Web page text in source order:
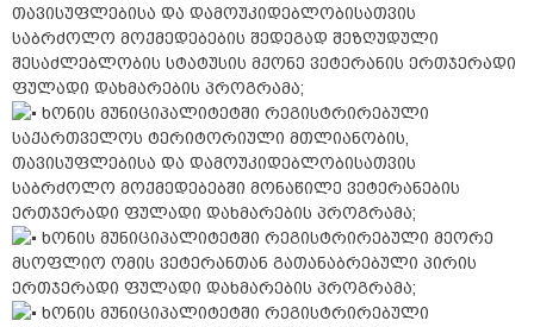
თავისუფლებისა და დამოუკიდებლობისათვის
საბრძოლო მოქმედებების შედეგად შეზღუდული
შესაძლებლობის სტატუსის მქონე ვეტერანის ერთჯერადი
ფულადი დახმარების პროგრამა;
ხონის მუნიციპალიტეტში რეგისტრირებული
საქართველოს ტერიტორიული მთლიანობის,
თავისუფლებისა და დამოუკიდებლობისათვის
საბრძოლო მოქმედებებში მონაწილე ვეტერანების
ერთჯერადი ფულადი დახმარების პროგრამა;
ხონის მუნიციპალიტეტში რეგისტრირებული მეორე
მსოფლიო ომის ვეტერანთან გათანაბრებული პირის
ერთჯერადი ფულადი დახმარების პროგრამა;
ხონის მუნიციპალიტეტში რეგისტრირებული